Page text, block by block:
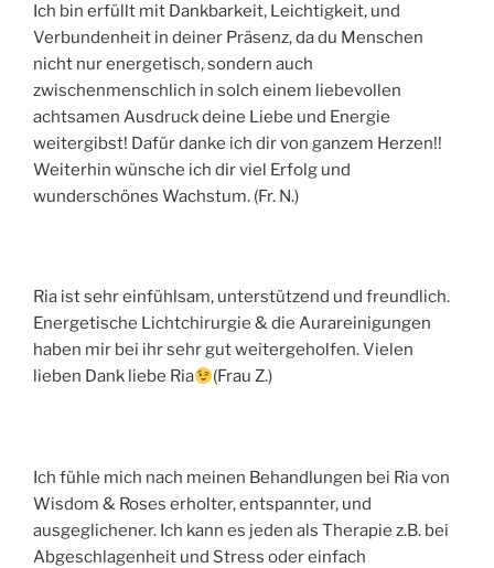
Ich bin erfüllt mit Dankbarkeit, Leichtigkeit, und
Verbundenheit in deiner Präsenz, da du Menschen
nicht nur energetisch, sondern auch
zwischenmenschlich in solch einem liebevollen
achtsamen Ausdruck deine Liebe und Energie
weitergibst! Dafür danke ich dir von ganzem Herzen!!
Weiterhin wünsche ich dir viel Erfolg und
wunderschönes Wachstum. (Fr. N.)
Ria ist sehr einfühlsam, unterstützend und freundlich.
Energetische Lichtchirurgie & die Aurareinigungen
haben mir bei ihr sehr gut weitergeholfen. Vielen
lieben Dank liebe Ria
(Frau Z.)
Ich fühle mich nach meinen Behandlungen bei Ria von
Wisdom & Roses erholter, entspannter, und
ausgeglichener. Ich kann es jeden als Therapie z.B. bei
Abgeschlagenheit und Stress oder einfach